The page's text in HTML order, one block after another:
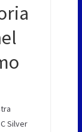
Silver